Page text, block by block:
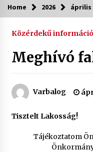
Home 2026 április
Közérdekű
Meghívó
Varbalog
Tisztelt Lakosság!
Tájékoztatom